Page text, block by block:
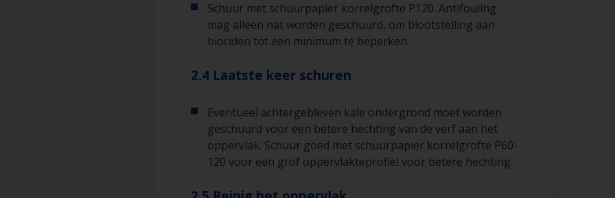
Schuur met schuurpapier korrelgrofte P120. Antifouling
mag alleen nat worden geschuurd, om blootstelling aan
biociden tot een minimum te beperken.
2.4 Laatste keer schuren
Eventueel achtergebleven kale ondergrond moet worden
geschuurd voor een betere hechting van de verf aan het
oppervlak. Schuur goed met schuurpapier korrelgrofte P60-
120 voor een grof oppervlakteprofiel voor betere hechting.